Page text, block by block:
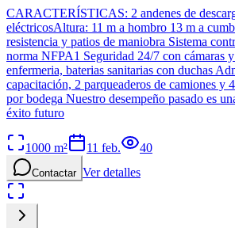
CARACTERÍSTICAS: 2 andenes de
eléctricosAltura: 11 m a hombro 13 m a
resistencia y patios de maniobra Sistema
norma NFPA1 Seguridad 24/7 con cámaras
enfermeria, baterias sanitarias con duchas
capacitación, 2 parqueaderos de camiones y
por bodega Nuestro desempeño pasado es
éxito futuro
1000 m² 11 feb. 40
Contactar Ver detalles